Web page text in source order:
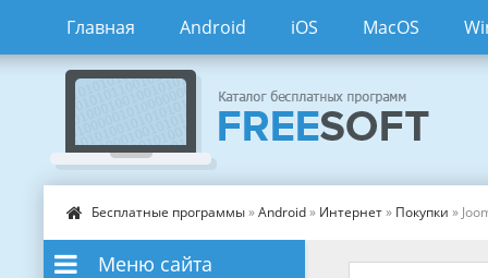
Главная Android iOS MacOS
Бесплатные программы»Android» Интернет» Покупки »
Меню сайта